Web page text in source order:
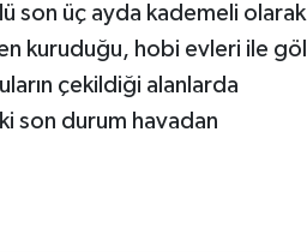
son üç ayda kademeli olarak
kuruduğu, hobi evleri ile göl
çekildiği alanlarda
son durum havadan